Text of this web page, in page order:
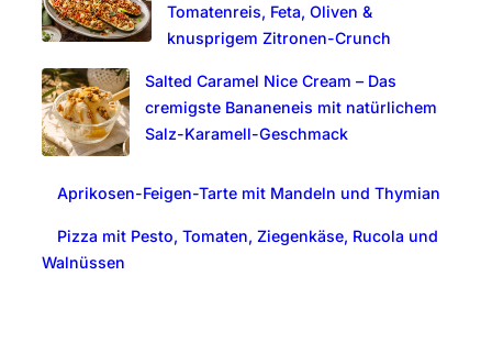
Tomatenreis, Feta, Oliven &
knusprigem Zitronen-Crunch
Salted Caramel Nice Cream – Das
cremigste Bananeneis mit natürlichem
Salz-Karamell-Geschmack
Aprikosen-Feigen-Tarte mit Mandeln und Thymian
Pizza mit Pesto, Tomaten, Ziegenkäse, Rucola und
Walnüssen